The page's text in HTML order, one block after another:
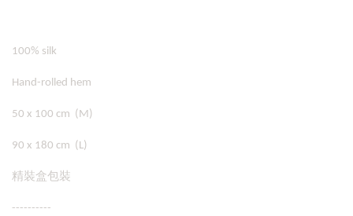
100% silk
Hand-rolled hem
50 x 100 cm (M)
90 x 180 cm (L)
精裝盒包裝
----------